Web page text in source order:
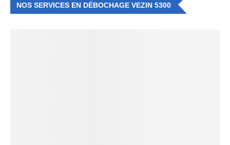
NOS SERVICES EN DÉBOCHAGE VEZIN 5300